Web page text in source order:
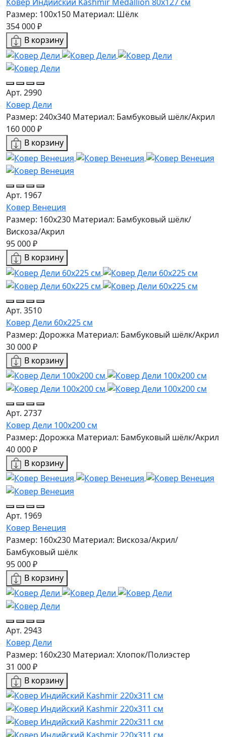
Размер: 100x150 Материал: Шёлк
354 000 ₽
В корзину
Арт. 2990
Ковер Дели
Размер: 240x340 Материал: Бамбуковый шёлк/Акрил
160 000 ₽
В корзину
Арт. 1967
Ковер Венеция
Размер: 160х230 Материал: Бамбуковый шёлк/
Вискоза/Акрил
95 000 ₽
В корзину
Арт. 3510
Ковер Дели 60х225 см
Размер: Дорожка Материал: Бамбуковый шёлк/Акрил
30 000 ₽
В корзину
Арт. 2737
Ковер Дели 100х200 см
Размер: Дорожка Материал: Бамбуковый шёлк/Акрил
40 000 ₽
В корзину
Арт. 1969
Ковер Венеция
Размер: 160х230 Материал: Вискоза/Акрил/
Бамбуковый шёлк
95 000 ₽
В корзину
Арт. 2943
Ковер Дели
Размер: 160х230 Материал: Хлопок/Полиэстер
31 000 ₽
В корзину